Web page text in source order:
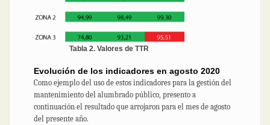
Tabla 2. Valores de TTR
Evolución de los indicadores en agosto 2020
Como ejemplo del uso de estos indicadores para la gestión del
mantenimiento del alumbrado público, presento a
continuación el resultado que arrojaron para el mes de agosto
del presente año.